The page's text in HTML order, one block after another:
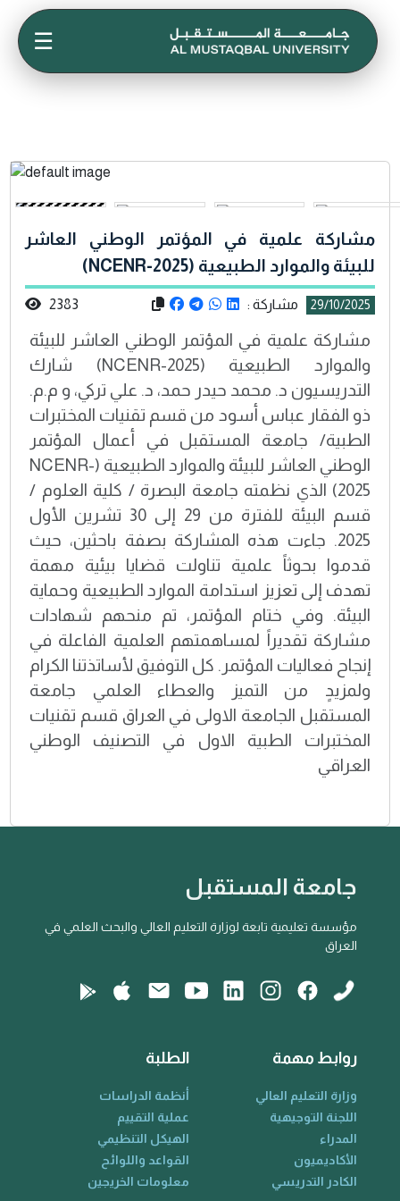
☰
مشاركة علمية في المؤتمر الوطني العاشر
للبيئة والموارد الطبيعية (NCENR-2025)
29/10/2025 مشاركة : 2383
مشاركة علمية في المؤتمر الوطني العاشر للبيئة
والموارد الطبيعية (NCENR-2025) شارك
التدريسيون د. محمد حيدر حمد، د. علي تركي، و م.م.
ذو الفقار عباس أسود من قسم تقنيات المختبرات
الطبية/ جامعة المستقبل في أعمال المؤتمر
الوطني العاشر للبيئة والموارد الطبيعية (NCENR-
2025) الذي نظمته جامعة البصرة / كلية العلوم /
قسم البيئة للفترة من 29 إلى 30 تشرين الأول
2025. جاءت هذه المشاركة بصفة باحثين، حيث
قدموا بحوثاً علمية تناولت قضايا بيئية مهمة
تهدف إلى تعزيز استدامة الموارد الطبيعية وحماية
البيئة. وفي ختام المؤتمر، تم منحهم شهادات
مشاركة تقديراً لمساهمتهم العلمية الفاعلة في
إنجاح فعاليات المؤتمر. كل التوفيق لأساتذتنا الكرام
ولمزيدٍ من التميز والعطاء العلمي جامعة
المستقبل الجامعة الاولى في العراق قسم تقنيات
المختبرات الطبية الاول في التصنيف الوطني
العراقي
جامعة المستقبل
مؤسسة تعليمية تابعة لوزارة التعليم العالي والبحث العلمي في
العراق
روابط مهمة
وزارة التعليم العالي
اللجنة التوجيهية
المدراء
الأكاديميون
الكادر التدريسي
الطلبة
أنظمة الدراسات
عملية التقييم
الهيكل التنظيمي
القواعد واللوائح
معلومات الخريجين